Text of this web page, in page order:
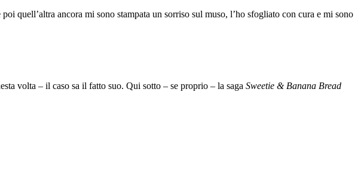
quell’altra ancora mi sono stampata un sorriso sul muso, l’ho sfogliato con cura e mi sono
volta – il caso sa il fatto suo. Qui sotto – se proprio – la saga Sweetie & Banana Bread